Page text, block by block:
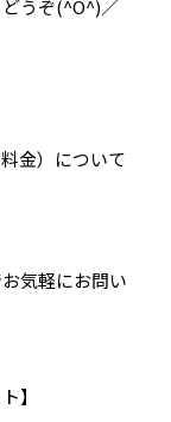
うぞ(^O^)／
金）について
気軽にお問い
】